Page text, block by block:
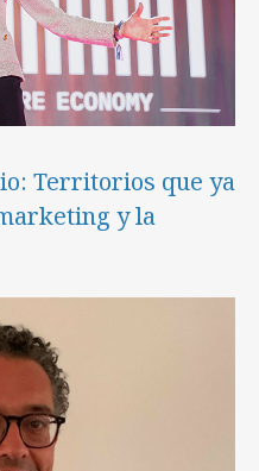
Territorios que ya
y la